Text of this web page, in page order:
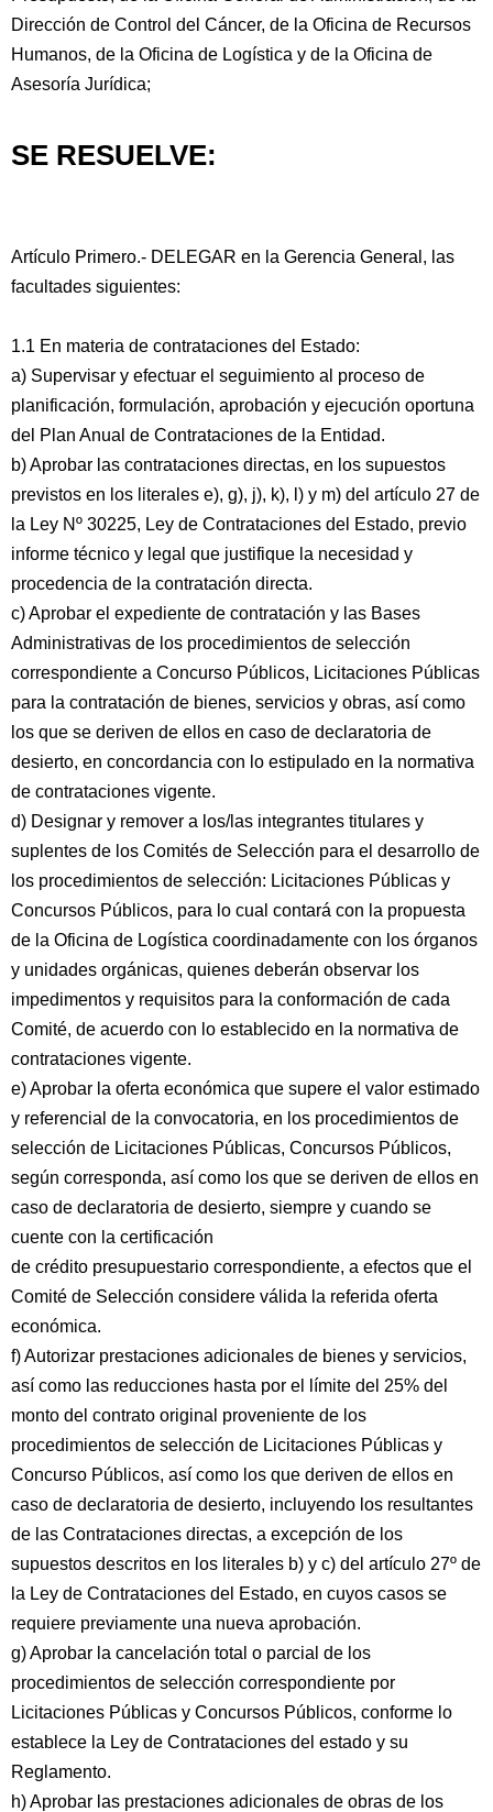
Dirección de Control del Cáncer, de la Oficina de Recursos
Humanos, de la Oficina de Logística y de la Oficina de
Asesoría Jurídica;
SE RESUELVE:
Artículo Primero.- DELEGAR en la Gerencia General, las
facultades siguientes:
1.1 En materia de contrataciones del Estado:
a) Supervisar y efectuar el seguimiento al proceso de
planificación, formulación, aprobación y ejecución oportuna
del Plan Anual de Contrataciones de la Entidad.
b) Aprobar las contrataciones directas, en los supuestos
previstos en los literales e), g), j), k), l) y m) del artículo 27 de
la Ley Nº 30225, Ley de Contrataciones del Estado, previo
informe técnico y legal que justifique la necesidad y
procedencia de la contratación directa.
c) Aprobar el expediente de contratación y las Bases
Administrativas de los procedimientos de selección
correspondiente a Concurso Públicos, Licitaciones Públicas
para la contratación de bienes, servicios y obras, así como
los que se deriven de ellos en caso de declaratoria de
desierto, en concordancia con lo estipulado en la normativa
de contrataciones vigente.
d) Designar y remover a los/las integrantes titulares y
suplentes de los Comités de Selección para el desarrollo de
los procedimientos de selección: Licitaciones Públicas y
Concursos Públicos, para lo cual contará con la propuesta
de la Oficina de Logística coordinadamente con los órganos
y unidades orgánicas, quienes deberán observar los
impedimentos y requisitos para la conformación de cada
Comité, de acuerdo con lo establecido en la normativa de
contrataciones vigente.
e) Aprobar la oferta económica que supere el valor estimado
y referencial de la convocatoria, en los procedimientos de
selección de Licitaciones Públicas, Concursos Públicos,
según corresponda, así como los que se deriven de ellos en
caso de declaratoria de desierto, siempre y cuando se
cuente con la certificación
de crédito presupuestario correspondiente, a efectos que el
Comité de Selección considere válida la referida oferta
económica.
f) Autorizar prestaciones adicionales de bienes y servicios,
así como las reducciones hasta por el límite del 25% del
monto del contrato original proveniente de los
procedimientos de selección de Licitaciones Públicas y
Concurso Públicos, así como los que deriven de ellos en
caso de declaratoria de desierto, incluyendo los resultantes
de las Contrataciones directas, a excepción de los
supuestos descritos en los literales b) y c) del artículo 27º de
la Ley de Contrataciones del Estado, en cuyos casos se
requiere previamente una nueva aprobación.
g) Aprobar la cancelación total o parcial de los
procedimientos de selección correspondiente por
Licitaciones Públicas y Concursos Públicos, conforme lo
establece la Ley de Contrataciones del estado y su
Reglamento.
h) Aprobar las prestaciones adicionales de obras de los